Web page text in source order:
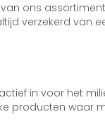
ons
verzekerd van
in voor het
producten waar